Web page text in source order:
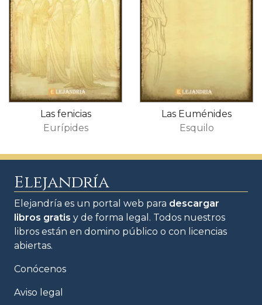
Las fenicias
Eurípides
Las Euménides
Esquilo
Elejandría
Elejandría es un portal web para descargar
libros gratis y de forma legal. Todos nuestros
libros están en domino público o con licencias
abiertas.
Conócenos
Aviso legal